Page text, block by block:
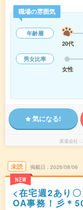
職場の雰囲気
年齢層
20代
男女比率
女性
気になる!
派遣会社
未読
NEW
掲載日 2026/08/06
<在宅週2あり
OA事務！彡＊